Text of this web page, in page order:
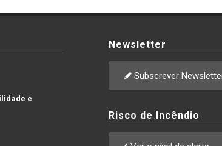
e
Newsletter
Subscrever
Risco de Incêndio